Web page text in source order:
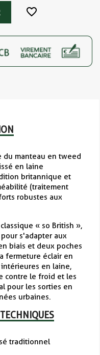
favorite_border
manteau en tweed
en laine
britannique et
(traitement
robustes aux
« so British »,
s'adapter aux
biais et deux poches
fermeture éclair en
en laine,
contre le froid et les
pour les sorties en
urbaines.
traditionnel